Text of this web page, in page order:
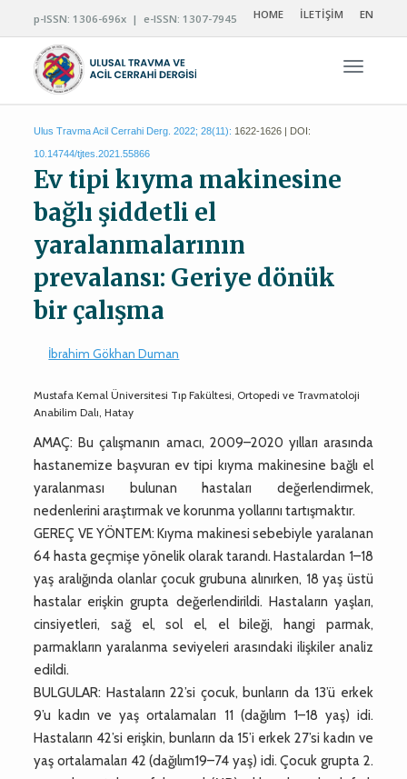
p-ISSN: 1306-696x | e-ISSN: 1307-7945 HOME İLETİŞİM EN
Ulus Travma Acil Cerrahi Derg. 2022; 28(11): 1622-1626 | DOI:
10.14744/tjtes.2021.55866
Ev tipi kıyma makinesine
bağlı şiddetli el
yaralanmalarının
prevalansı: Geriye dönük
bir çalışma
İbrahim Gökhan Duman
Mustafa Kemal Üniversitesi Tıp Fakültesi, Ortopedi ve Travmatoloji
Anabilim Dalı, Hatay
AMAÇ: Bu çalışmanın amacı, 2009–2020 yılları arasında
hastanemize başvuran ev tipi kıyma makinesine bağlı el
yaralanması bulunan hastaları değerlendirmek,
nedenlerini araştırmak ve korunma yollarını tartışmaktır.
GEREÇ VE YÖNTEM: Kıyma makinesi sebebiyle yaralanan
64 hasta geçmişe yönelik olarak tarandı. Hastalardan 1–18
yaş aralığında olanlar çocuk grubuna alınırken, 18 yaş üstü
hastalar erişkin grupta değerlendirildi. Hastaların yaşları,
cinsiyetleri, sağ el, sol el, el bileği, hangi parmak,
parmakların yaralanma seviyeleri arasındaki ilişkiler analiz
edildi.
BULGULAR: Hastaların 22’si çocuk, bunların da 13’ü erkek
9’u kadın ve yaş ortalamaları 11 (dağılım 1–18 yaş) idi.
Hastaların 42’si erişkin, bunların da 15’i erkek 27’si kadın ve
yaş ortalamaları 42 (dağılım19–74 yaş) idi. Çocuk grupta 2.